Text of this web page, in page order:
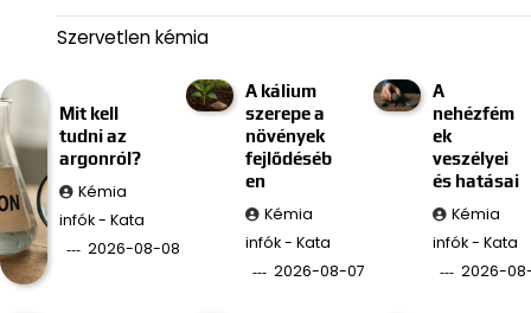
Szervetlen kémia
Mit kell
tudni az
argonról?
Kémia
infók - Kata
2026-08-08
A kálium
szerepe a
növények
fejlődéséb
en
Kémia
infók - Kata
2026-08-07
A
nehézfém
ek
veszélyei
és hatásai
Kémia
infók - Kata
2026-